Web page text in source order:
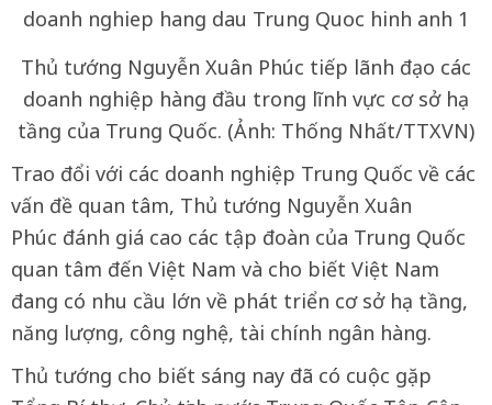
Thủ tướng Nguyễn Xuân Phúc tiếp lãnh đạo các
doanh nghiệp hàng đầu trong lĩnh vực cơ sở hạ
tầng của Trung Quốc. (Ảnh: Thống Nhất/TTXVN)
Trao đổi với các doanh nghiệp Trung Quốc về các
vấn đề quan tâm, Thủ tướng Nguyễn Xuân
Phúc đánh giá cao các tập đoàn của Trung Quốc
quan tâm đến Việt Nam và cho biết Việt Nam
đang có nhu cầu lớn về phát triển cơ sở hạ tầng,
năng lượng, công nghệ, tài chính ngân hàng.
Thủ tướng cho biết sáng nay đã có cuộc gặp